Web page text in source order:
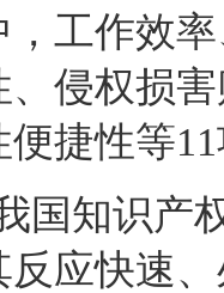
工作效
侵权损
捷性等
知识产权
应快速